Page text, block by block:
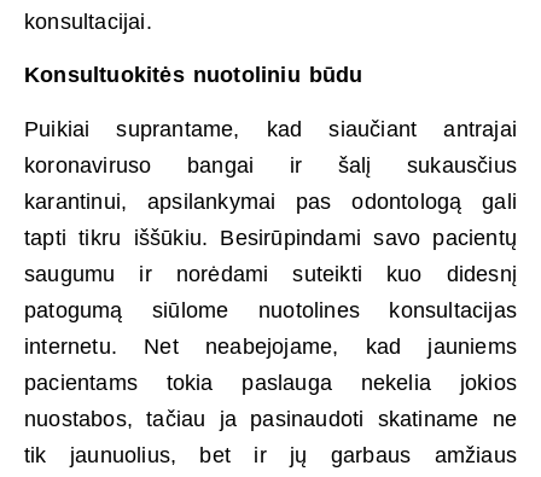
konsultacijai.
Konsultuokitės nuotoliniu būdu
Puikiai suprantame, kad siaučiant antrajai
koronaviruso bangai ir šalį sukausčius
karantinui, apsilankymai pas odontologą gali
tapti tikru iššūkiu. Besirūpindami savo pacientų
saugumu ir norėdami suteikti kuo didesnį
patogumą siūlome nuotolines konsultacijas
internetu. Net neabejojame, kad jauniems
pacientams tokia paslauga nekelia jokios
nuostabos, tačiau ja pasinaudoti skatiname ne
tik jaunuolius, bet ir jų garbaus amžiaus